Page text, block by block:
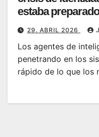
estaba preparado
29. ABRIL 2026
Los agentes de
penetrando en los
rápido de lo que los